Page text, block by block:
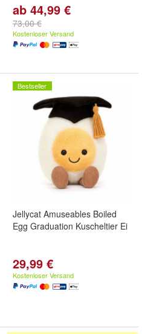
ab 44,99 €
73,00 €
Kostenloser Versand
Bestseller
Jellycat Amuseables Boiled
Egg Graduation Kuscheltier Ei
29,99 €
Kostenloser Versand